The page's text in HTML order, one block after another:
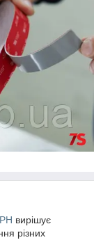
вирішує
різних